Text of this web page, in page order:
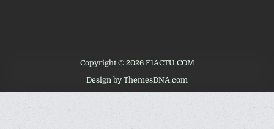
Copyright © 2026 F1ACTU.COM
Design by ThemesDNA.com